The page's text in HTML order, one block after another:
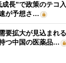
成長”で政策のテコ
が予想さ…
要拡大が見込まれ
つ中国の医薬品…